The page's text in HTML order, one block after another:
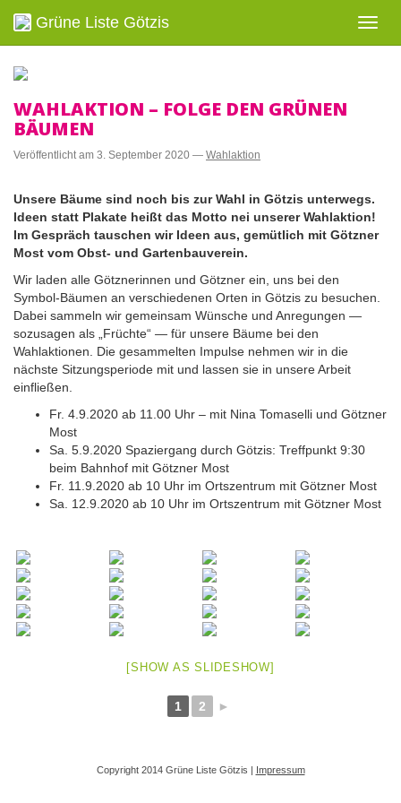
ein-/
Grüne Liste Götzis
WAHLAKTION – FOLGE DEN GRÜNEN
BÄUMEN
Veröffentlicht am 3. September 2020 — Wahlaktion
Unsere Bäume sind noch bis zur Wahl in Götzis unterwegs.
Ideen statt Plakate heißt das Motto nei unserer Wahlaktion!
Im Gespräch tauschen wir Ideen aus, gemütlich mit Götzner
Most vom Obst- und Gartenbauverein.
Wir laden alle Götznerinnen und Götzner ein, uns bei den
Symbol-Bäumen an verschiedenen Orten in Götzis zu besuchen.
Dabei sammeln wir gemeinsam Wünsche und Anregungen —
sozusagen als „Früchte“ — für unsere Bäume bei den
Wahlaktionen. Die gesammelten Impulse nehmen wir in die
nächste Sitzungsperiode mit und lassen sie in unsere Arbeit
einfließen.
Fr. 4.9.2020 ab 11.00 Uhr – mit Nina Tomaselli und Götzner
Most
Sa. 5.9.2020 Spaziergang durch Götzis: Treffpunkt 9:30
beim Bahnhof mit Götzner Most
Fr. 11.9.2020 ab 10 Uhr im Ortszentrum mit Götzner Most
Sa. 12.9.2020 ab 10 Uhr im Ortszentrum mit Götzner Most
[SHOW AS SLIDESHOW]
1 2 ►
Copyright 2014 Grüne Liste Götzis | Impressum